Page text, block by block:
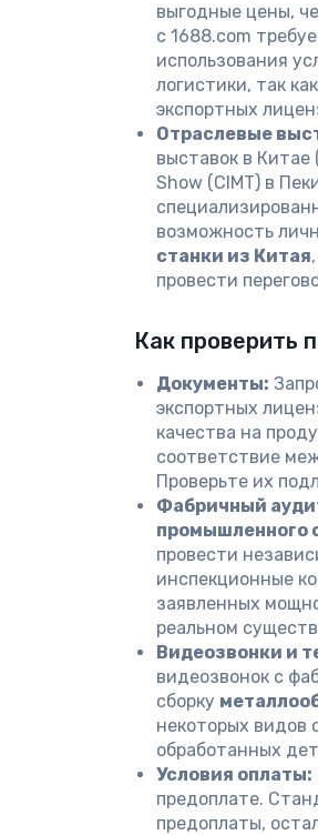
выгодные цены,
с 1688.com
использования
логистики, так
экспортных
Отраслевые
выставок в
Show (CIMT) в
возможность
станки из Китая
провести
Как проверить
Документы:
экспортных
качества на
соответствие
Проверьте их
Фабричный
промышленного
провести
инспекционные
заявленных
реальном
Видеозвонки и
видеозвонок с
сборку
некоторых видов
обработанных
Условия оплаты:
предоплате.
предоплаты,